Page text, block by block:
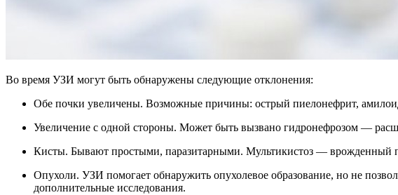
Во время УЗИ могут быть обнаружены следующие отклонения:
Обе почки увеличены. Возможные причины: острый пиелонефрит,
Увеличение с одной стороны. Может быть вызвано гидронефрозом —
Кисты. Бывают простыми, паразитарными. Мультикистоз — врожденный
Опухоли. УЗИ помогает обнаружить опухолевое образование, но не
дополнительные исследования.